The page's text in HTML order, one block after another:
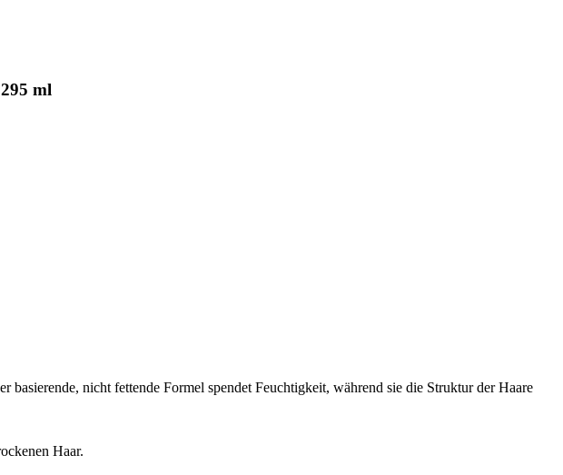
ml
nicht fettende Formel spendet Feuchtigkeit, während sie die Struktur der Haare
Haar.